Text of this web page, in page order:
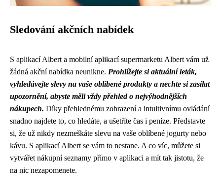
Sledování akčních nabídek
S aplikací Albert a mobilní aplikací supermarketu Albert vám už
žádná akční nabídka neunikne. Prohlížejte si aktuální leták,
vyhledávejte slevy na vaše oblíbené produkty a nechte si zasílat
upozornění, abyste měli vždy přehled o nejvýhodnějších
nákupech. Díky přehlednému zobrazení a intuitivnímu ovládání
snadno najdete to, co hledáte, a ušetříte čas i peníze. Představte
si, že už nikdy nezmeškáte slevu na vaše oblíbené jogurty nebo
kávu. S aplikací Albert se vám to nestane. A co víc, můžete si
vytvářet nákupní seznamy přímo v aplikaci a mít tak jistotu, že
na nic nezapomenete.